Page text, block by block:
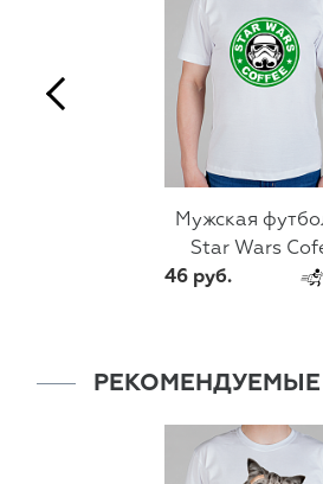
Мужская
Star Wars
46 руб.